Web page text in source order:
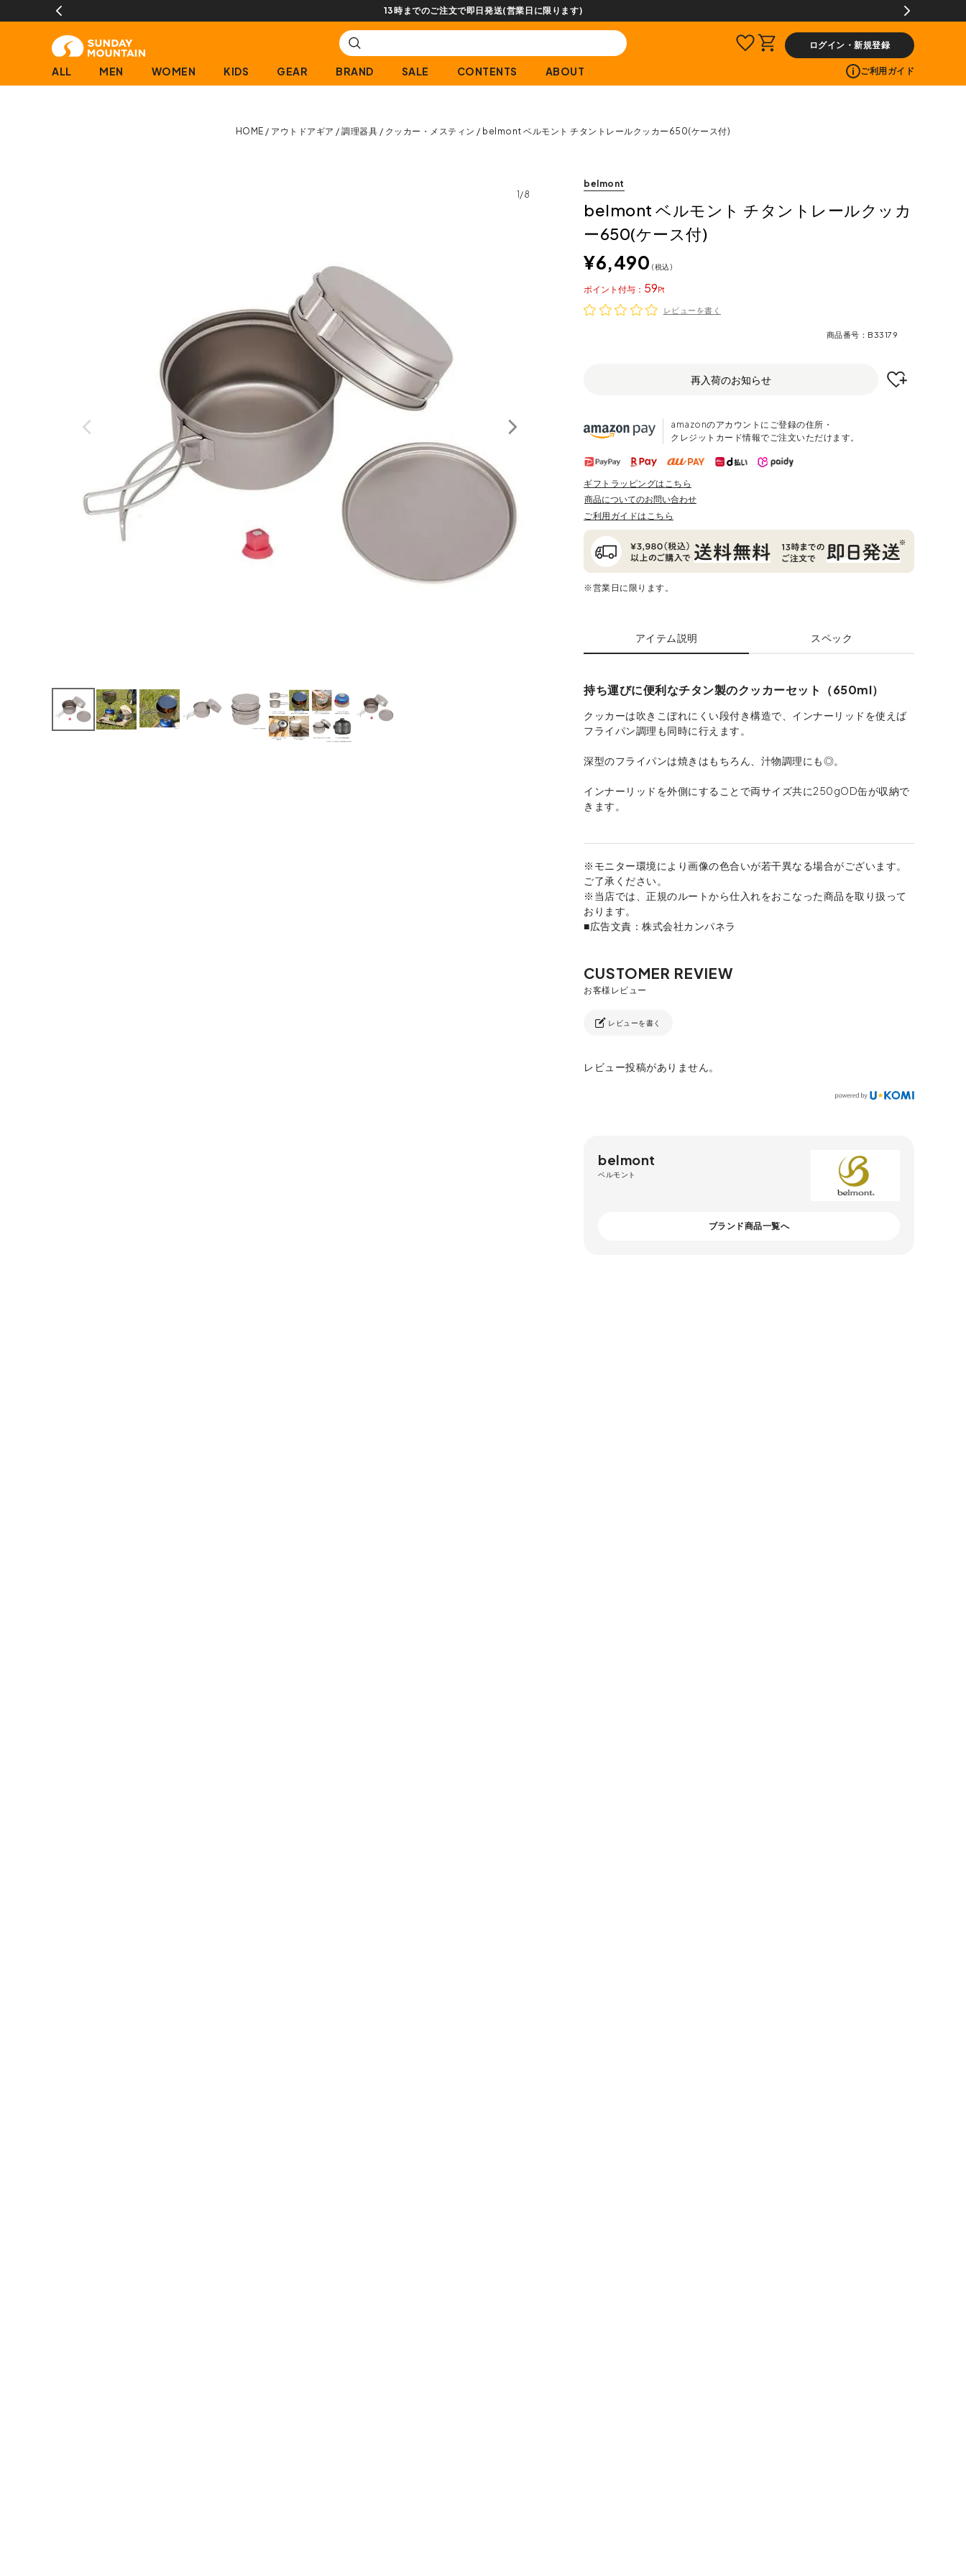
13時までのご注文で即日発送(営業日に限ります)
ログイン・新規登録
ALL MEN WOMEN KIDS GEAR BRAND SALE CONTENTS ABOUT ご利用ガイド
HOME アウトドアギア 調理器具 クッカー・メスティン belmont ベルモント チタントレールクッカー650(ケース付)
1/8
belmont
belmont ベルモント チタントレールクッカ
ー650(ケース付)
¥6,490 税込
59
ポイント
レビューを書く
商品番号 B33179
再入荷のお知らせ
amazonのアカウントにご登録の住所・
クレジットカード情報でご注文いただけます。
ギフトラッピングはこちら
商品についてのお問い合わせ
ご利用ガイドはこちら
※営業日に限ります。
アイテム説明 スペック
持ち運びに便利なチタン製のクッカーセット（650ml）
クッカーは吹きこぼれにくい段付き構造で、インナーリッドを使えば
フライパン調理も同時に行えます。
深型のフライパンは焼きはもちろん、汁物調理にも◎。
インナーリッドを外側にすることで両サイズ共に250gOD缶が収納で
きます。
※モニター環境により画像の色合いが若干異なる場合がございます。
ご了承ください。
※当店では、正規のルートから仕入れをおこなった商品を取り扱って
おります。
■広告文責：株式会社カンパネラ
レビューを書く
レビュー投稿がありません。
belmont
ベルモント
ブランド商品一覧へ